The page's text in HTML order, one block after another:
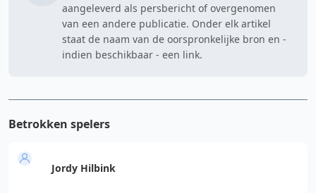
aangeleverd als persbericht of overgenomen
van een andere publicatie. Onder elk artikel
staat de naam van de oorspronkelijke bron en -
indien beschikbaar - een link.
Betrokken spelers
Jordy Hilbink